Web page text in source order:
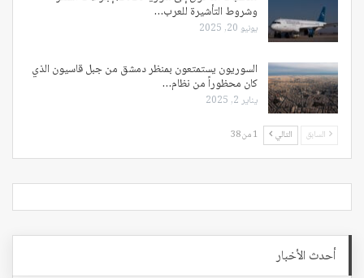
وشروط التأشيرة للعرب…
يونيو 20, 2025
السوريون يستمتعون بمنظر دمشق من جبل قاسيون الذي
كان محظوراً من نظام…
يناير 2, 2025
السابق التالي 1 من 38
أحدث الأخبار